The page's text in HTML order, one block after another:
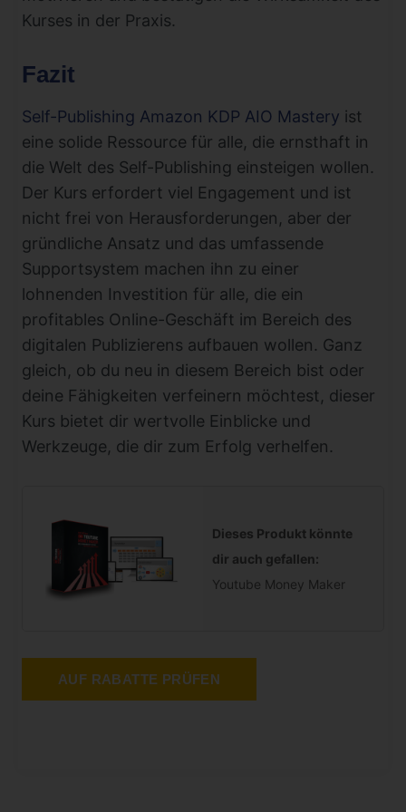
Kurses in der Praxis.
Fazit
Self-Publishing Amazon KDP AIO Mastery ist
eine solide Ressource für alle, die ernsthaft in
die Welt des Self-Publishing einsteigen wollen.
Der Kurs erfordert viel Engagement und ist
nicht frei von Herausforderungen, aber der
gründliche Ansatz und das umfassende
Supportsystem machen ihn zu einer
lohnenden Investition für alle, die ein
profitables Online-Geschäft im Bereich des
digitalen Publizierens aufbauen wollen. Ganz
gleich, ob du neu in diesem Bereich bist oder
deine Fähigkeiten verfeinern möchtest, dieser
Kurs bietet dir wertvolle Einblicke und
Werkzeuge, die dir zum Erfolg verhelfen.
Dieses Produkt könnte
dir auch gefallen:
Youtube Money Maker
AUF RABATTE PRÜFEN